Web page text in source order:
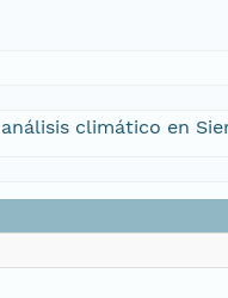
climático en